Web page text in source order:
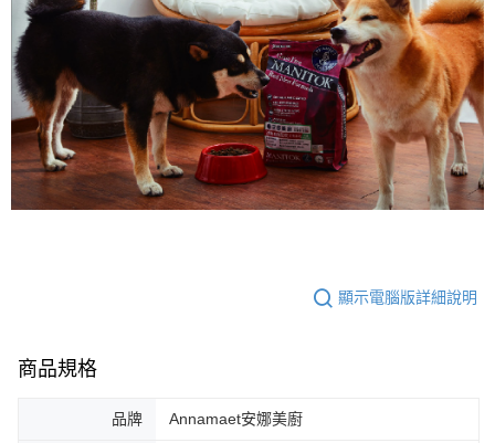
顯示電腦版詳細說明
商品規格
品牌 Annamaet安娜美廚